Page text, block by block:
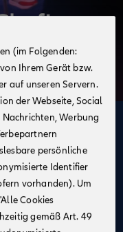
Marke
(im Folgenden:
Ihrem Gerät bzw.
auf unseren Servern.
der Webseite, Social
Werbung
persönliche
Identifier
vorhanden). Um
Cookies
gemäß Art. 49